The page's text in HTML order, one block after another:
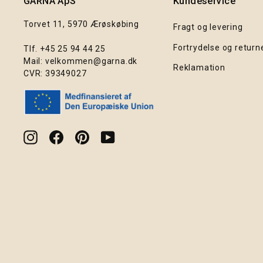
Torvet 11, 5970 Ærøskøbing
Tlf. +45 25 94 44 25
Mail: velkommen@garna.dk
CVR: 39349027
InstagramFacebookPinterestYouTube
Fragt og levering
Fortrydelse og
Reklamation